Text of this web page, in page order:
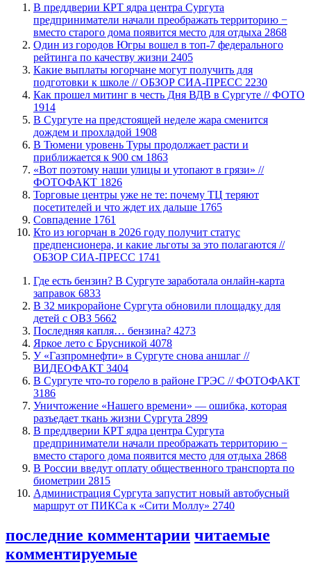
​В преддверии КРТ ядра центра Сургута
предприниматели начали преображать территорию −
вместо старого дома появится место для отдыха 2868
Один из городов Югры вошел в топ-7 федерального
рейтинга по качеству жизни 2405
Какие выплаты югорчане могут получить для
подготовки к школе // ОБЗОР СИА-ПРЕСС 2230
Как прошел митинг в честь Дня ВДВ в Сургуте // ФОТО
1914
В Сургуте на предстоящей неделе жара сменится
дождем и прохладой 1908
В Тюмени уровень Туры продолжает расти и
приближается к 900 см 1863
«Вот поэтому наши улицы и утопают в грязи» //
ФОТОФАКТ 1826
Торговые центры уже не те: почему ТЦ теряют
посетителей и что ждет их дальше 1765
​Совпадение 1761
Кто из югорчан в 2026 году получит статус
предпенсионера, и какие льготы за это полагаются //
ОБЗОР СИА-ПРЕСС 1741
​Где есть бензин? В Сургуте заработала онлайн-карта
заправок 6833
В 32 микрорайоне Сургута обновили площадку для
детей с ОВЗ 5662
​Последняя капля… бензина? 4273
Яркое лето с Брусникой 4078
У «Газпромнефти» в Сургуте снова аншлаг //
ВИДЕОФАКТ 3404
​В Сургуте что-то горело в районе ГРЭС // ФОТОФАКТ
3186
​Уничтожение «Нашего времени» — ошибка, которая
разъедает ткань жизни Сургута 2899
​В преддверии КРТ ядра центра Сургута
предприниматели начали преображать территорию −
вместо старого дома появится место для отдыха 2868
В России введут оплату общественного транспорта по
биометрии 2815
​Администрация Сургута запустит новый автобусный
маршрут от ПИКСа к «Сити Моллу» 2740
последние комментарии читаемые
комментируемые